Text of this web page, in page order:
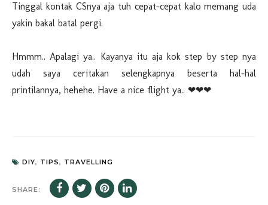
Tinggal kontak CSnya aja tuh cepat-cepat kalo memang uda
yakin bakal batal pergi.
Hmmm.. Apalagi ya.. Kayanya itu aja kok step by step nya
udah saya ceritakan selengkapnya beserta hal-hal
printilannya, hehehe. Have a nice flight ya.. ❤❤❤
DIY, TIPS, TRAVELLING
SHARE: